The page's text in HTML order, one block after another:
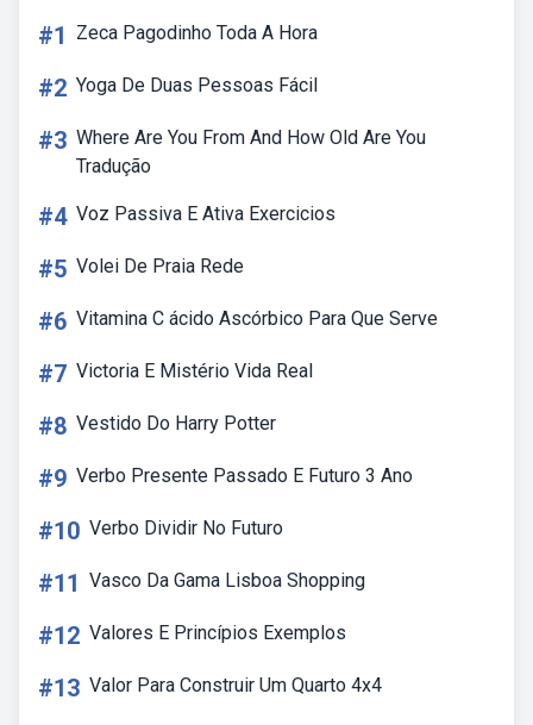
#1 Zeca Pagodinho Toda A Hora
#2 Yoga De Duas Pessoas Fácil
#3 Where Are You From And How Old Are You
Tradução
#4 Voz Passiva E Ativa Exercicios
#5 Volei De Praia Rede
#6 Vitamina C ácido Ascórbico Para Que Serve
#7 Victoria E Mistério Vida Real
#8 Vestido Do Harry Potter
#9 Verbo Presente Passado E Futuro 3 Ano
#10 Verbo Dividir No Futuro
#11 Vasco Da Gama Lisboa Shopping
#12 Valores E Princípios Exemplos
#13 Valor Para Construir Um Quarto 4x4